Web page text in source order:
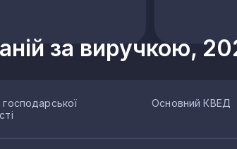
за виручкою,
Основний КВЕД